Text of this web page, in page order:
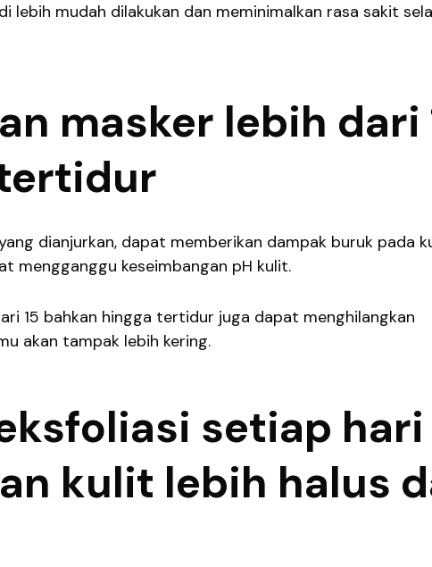
lebih mudah dilakukan dan meminimalkan rasa sakit
masker lebih dari
dianjurkan, dapat memberikan dampak buruk pada
mengganggu keseimbangan pH kulit.
15 bahkan hingga tertidur juga dapat menghilangkan
akan tampak lebih kering.
setiap hari
kulit lebih halus